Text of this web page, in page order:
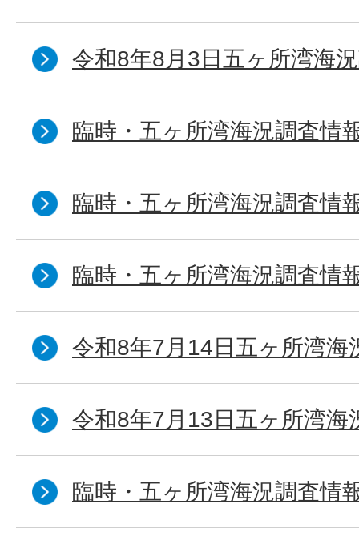
令和8年8月3日五ヶ所湾海
臨時・五ヶ所湾海況調査情
臨時・五ヶ所湾海況調査情
臨時・五ヶ所湾海況調査情
令和8年7月14日五ヶ所湾海
令和8年7月13日五ヶ所湾海
臨時・五ヶ所湾海況調査情